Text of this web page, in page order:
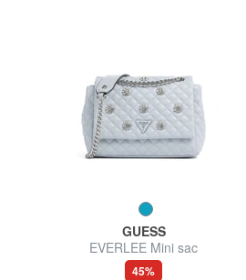
GUESS
EVERLEE Mini sac
bandoulière / sac porté épaule
45%